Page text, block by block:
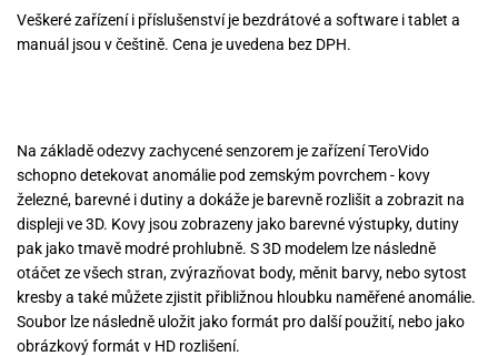
Veškeré zařízení i příslušenství je bezdrátové a software i tablet a
manuál jsou v češtině. Cena je uvedena bez DPH.
Na základě odezvy zachycené senzorem je zařízení TeroVido
schopno detekovat anomálie pod zemským povrchem - kovy
železné, barevné i dutiny a dokáže je barevně rozlišit a zobrazit na
displeji ve 3D. Kovy jsou zobrazeny jako barevné výstupky, dutiny
pak jako tmavě modré prohlubně. S 3D modelem lze následně
otáčet ze všech stran, zvýrazňovat body, měnit barvy, nebo sytost
kresby a také můžete zjistit přibližnou hloubku naměřené anomálie.
Soubor lze následně uložit jako formát pro další použití, nebo jako
obrázkový formát v HD rozlišení.